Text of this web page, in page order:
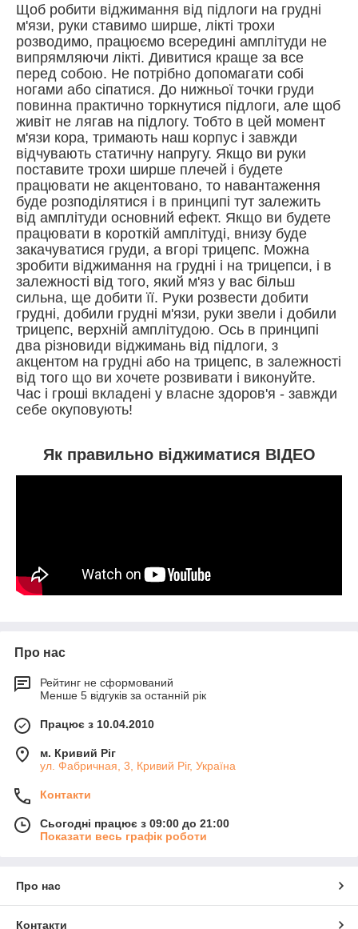
Щоб робити віджимання від підлоги на грудні
м'язи, руки ставимо ширше, лікті трохи
розводимо, працюємо всередині амплітуди не
випрямляючи лікті. Дивитися краще за все
перед собою. Не потрібно допомагати собі
ногами або сіпатися. До нижньої точки груди
повинна практично торкнутися підлоги, але щоб
живіт не лягав на підлогу. Тобто в цей момент
м'язи кора, тримають наш корпус і завжди
відчувають статичну напругу. Якщо ви руки
поставите трохи ширше плечей і будете
працювати не акцентовано, то навантаження
буде розподілятися і в принципі тут залежить
від амплітуди основний ефект. Якщо ви будете
працювати в короткій амплітуді, внизу буде
закачуватися груди, а вгорі трицепс. Можна
зробити віджимання на грудні і на трицепси, і в
залежності від того, який м'яз у вас більш
сильна, ще добити її. Руки розвести добити
грудні, добили грудні м'язи, руки звели і добили
трицепс, верхній амплітудою. Ось в принципі
два різновиди віджимань від підлоги, з
акцентом на грудні або на трицепс, в залежності
від того що ви хочете розвивати і виконуйте.
Час і гроші вкладені у власне здоров'я - завжди
себе окуповують!
Як правильно віджиматися ВІДЕО
Про нас
Рейтинг не сформований
Менше 5 відгуків за останній рік
Працює з 10.04.2010
м. Кривий Ріг
ул. Фабричная, 3, Кривий Ріг, Україна
Контакти
Сьогодні працює з 09:00 до 21:00
Показати весь графік роботи
Про нас
Контакти